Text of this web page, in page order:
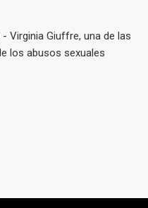
- Virginia Giuffre, una de las
los abusos sexuales